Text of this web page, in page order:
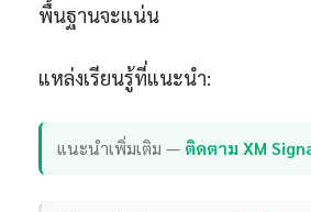
พื้นฐานจะแน่น
แหล่งเรียนรู้ที่แนะนำ:
แนะนำเพิ่มเติม — ติดตาม XM